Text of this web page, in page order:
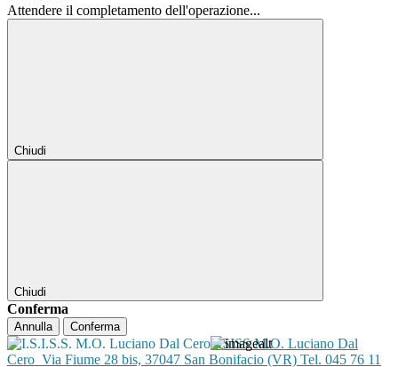
Attendere il completamento dell'operazione...
Chiudi
Chiudi
Conferma
Annulla Conferma
ISISS M.O. Luciano Dal
Cero Via Fiume 28 bis, 37047 San Bonifacio (VR) Tel. 045 76 11